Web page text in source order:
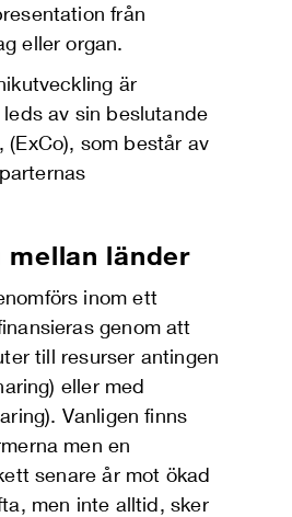
från
eller organ.
är
av sin beslutande
som består av
mellan länder
inom ett
genom att
till resurser antingen
eller med
Vanligen finns
men en
senare år mot ökad
men inte alltid, sker